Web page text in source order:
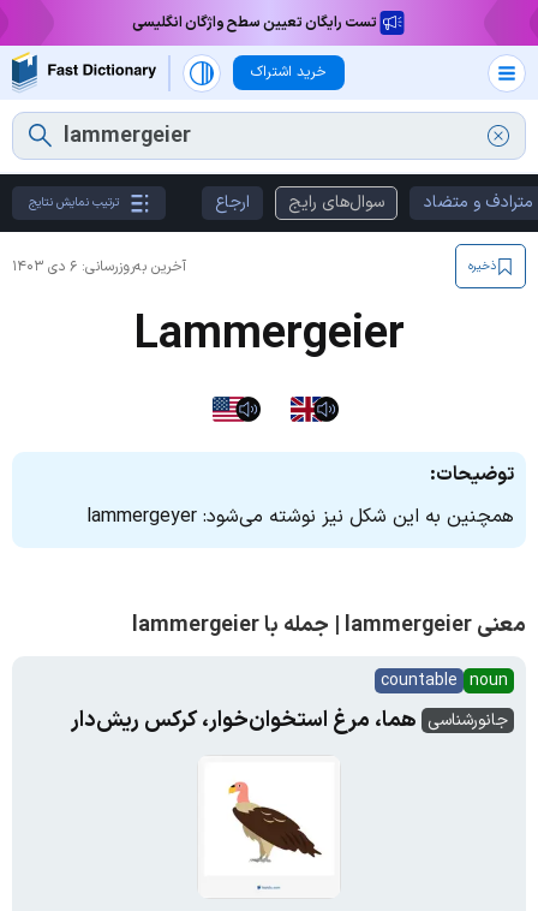
تست رایگان تعیین سطح واژگان انگلیسی
خرید اشتراک
مترادف و متضاد سوال‌های رایج ارجاع ترتیب نمایش نتایج
آخرین به‌روزرسانی: ۶ دی ۱۴۰۳ ذخیره
Lammergeier
توضیحات:
همچنین به این شکل نیز نوشته می‌شود: lammergeyer
معنی lammergeier | جمله با lammergeier
noun
countable
جانورشناسی هما، مرغ استخوان‌خوار، کرکس ریش‌دار